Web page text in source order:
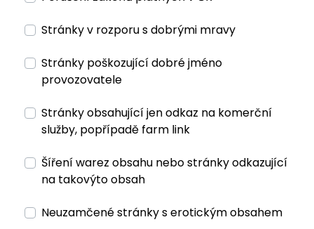
Stránky v rozporu s dobrými mravy
Stránky poškozující dobré jméno
provozovatele
Stránky obsahující jen odkaz na komerční
služby, popřípadě farm link
Šíření warez obsahu nebo stránky odkazující
na takovýto obsah
Neuzamčené stránky s erotickým obsahem